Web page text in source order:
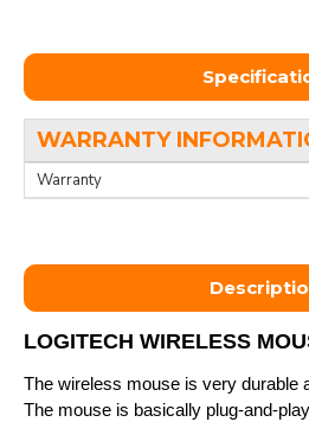
WARRANTY
Warranty
LOGITECH WIRELESS
The wireless mouse is very durable
The mouse is basically plug-and-